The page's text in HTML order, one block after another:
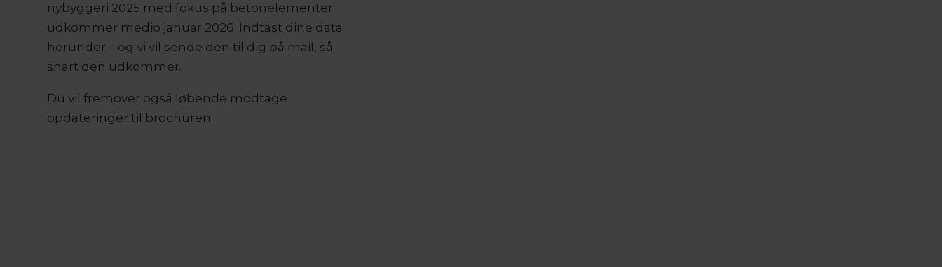
nybyggeri 2025 med fokus på betonelementer
udkommer medio januar 2026. Indtast dine data
herunder – og vi vil sende den til dig på mail, så
snart den udkommer.
Du vil fremover også løbende modtage
opdateringer til brochuren.